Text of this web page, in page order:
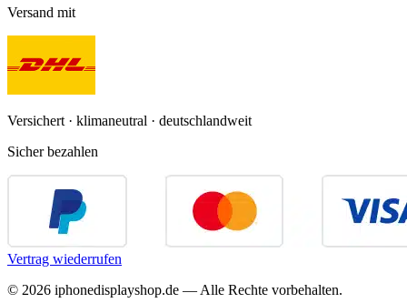
Versand mit
Versichert · klimaneutral · deutschlandweit
Sicher bezahlen
Vertrag wiederrufen
© 2026 iphonedisplayshop.de — Alle Rechte vorbehalten.